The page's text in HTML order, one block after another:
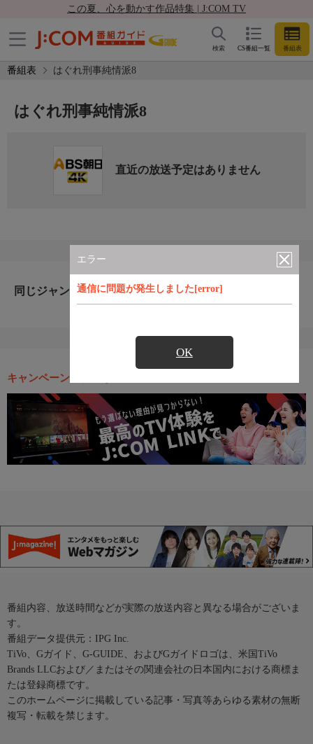
この夏、心を動かす作品特集 | J:COM TV
CS番組一覧 番組表
検索
番組表 はぐれ刑事純情派8
エラー
通信に問題が発生しました[error]
OK
はぐれ刑事純情派8
直近の放送予定はありません
同じジャンルのおすすめ番組
キャンペーン・お得な情報
番組内容、放送時間などが実際の放送内容と異なる場合がございま
す。
番組データ提供元：IPG Inc.
TiVo、Gガイド、G-GUIDE、およびGガイドロゴは、米国TiVo
Brands LLCおよび／またはその関連会社の日本国内における商標ま
たは登録商標です。
このホームページに掲載している記事・写真等あらゆる素材の無断
複写・転載を禁じます。